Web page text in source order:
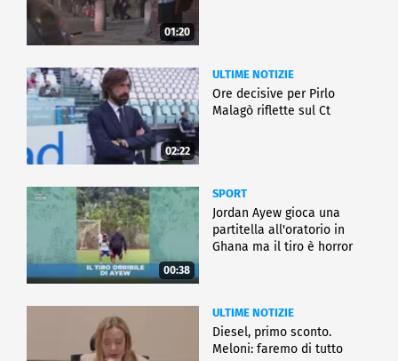
01:20
02:22
ULTIME NOTIZIE
Ore decisive per Pirlo
Malagò riflette sul Ct
00:38
SPORT
Jordan Ayew gioca una
partitella all'oratorio in
Ghana ma il tiro è horror
ULTIME NOTIZIE
Diesel, primo sconto.
Meloni: faremo di tutto